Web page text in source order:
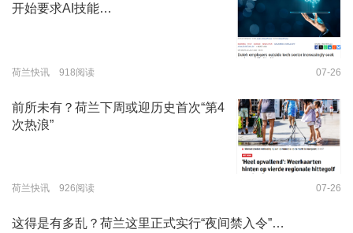
开始要求AI技能…
荷兰快讯 918阅读 07-26
前所未有？荷兰下周或迎历史首次“第4
次热浪”
荷兰快讯 926阅读 07-26
这得是有多乱？荷兰这里正式实行“夜间禁入令”…